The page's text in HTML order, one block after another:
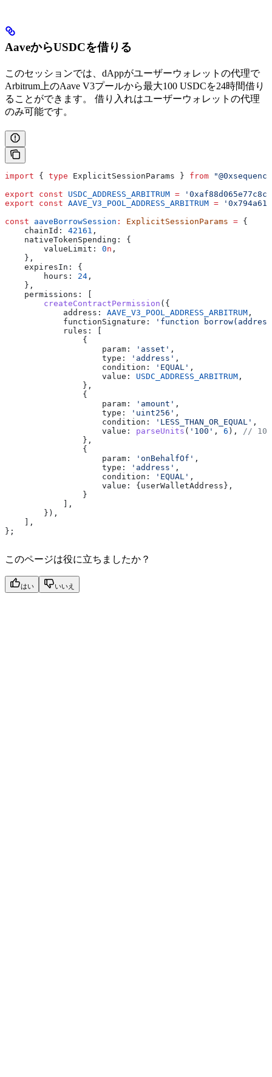
AaveからUSDCを借りる
このセッションでは、dAppがユーザーウォレットの代理で
Arbitrum上のAave V3プールから最大100 USDCを24時間借り
ることができます。 借り入れはユーザーウォレットの代理
のみ可能です。
import { type ExplicitSessionParams } from
export const USDC_ADDRESS_ARBITRUM =
export const AAVE_V3_POOL_ADDRESS_ARBITRUM =
const aaveBorrowSession : ExplicitSessionParams = {
    chainId:
42161 ,
    nativeTokenSpending:
{
        valueLimit:
0n ,
    },
    expiresIn:
{
        hours:
24 ,
    },
    permissions:
        createContractPermission
({
            address:
AAVE_V3_POOL_ADDRESS_ARBITRUM ,
            functionSignature:
'function
            rules:
                {
                    param:
'asset' ,
                    type:
'address' ,
                    condition:
'EQUAL' ,
                    value:
USDC_ADDRESS_ARBITRUM ,
                },
                {
                    param:
'amount' ,
                    type:
'uint256' ,
                    condition:
'LESS_THAN_OR_EQUAL' ,
                    value:
parseUnits ( '100' , 6 ),
// 100
                },
                {
                    param:
'onBehalfOf' ,
                    type:
'address' ,
                    condition:
'EQUAL' ,
                    value:
{ userWalletAddress },
                }
            ],
        }),
    ],
};
このページは役に立ちましたか？
はい いいえ